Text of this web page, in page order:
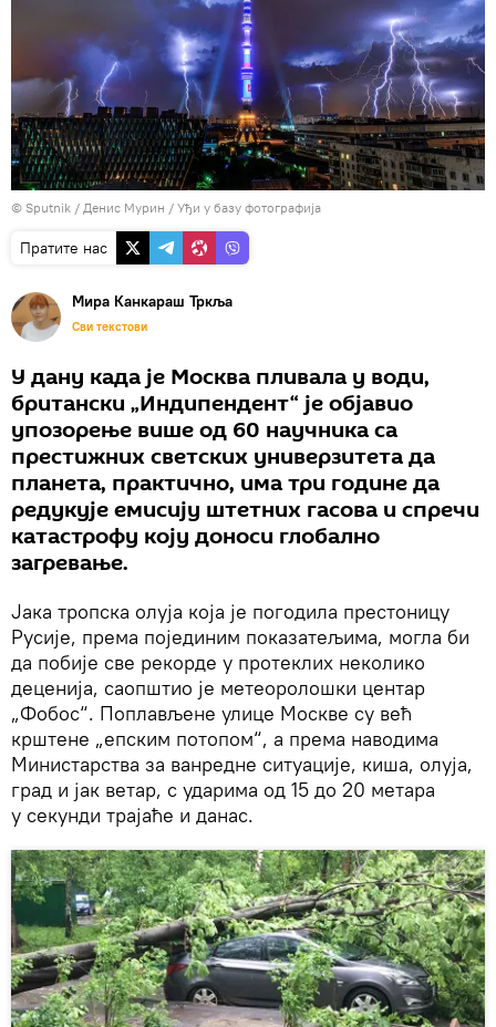
© Sputnik / Денис Мурин / Уђи у базу фотографија
Пратите нас
Мира Канкараш Тркља
Сви текстови
У дану када је Москва пливала у води,
британски „Индипендент“ је објавио
упозорење више од 60 научника са
престижних светских универзитета да
планета, практично, има три године да
редукује емисију штетних гасова и спречи
катастрофу коју доноси глобално
загревање.
Јака тропска олуја која је погодила престоницу
Русије, према појединим показатељима, могла би
да побије све рекорде у протеклих неколико
деценија, саопштио је метеоролошки центар
„Фобос“. Поплављене улице Москве су већ
крштене „епским потопом“, а према наводима
Министарства за ванредне ситуације, киша, олуја,
град и јак ветар, с ударима од 15 до 20 метара
у секунди трајаће и данас.